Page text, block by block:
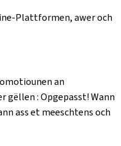
Plattformen, awer och
an
gëllen : Opgepasst! Wann
ass et meeschtens och